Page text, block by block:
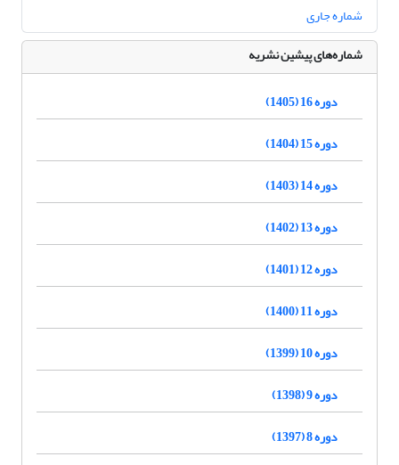
شماره جاری
شماره‌های پیشین نشریه
دوره 16 (1405)
دوره 15 (1404)
دوره 14 (1403)
دوره 13 (1402)
دوره 12 (1401)
دوره 11 (1400)
دوره 10 (1399)
دوره 9 (1398)
دوره 8 (1397)